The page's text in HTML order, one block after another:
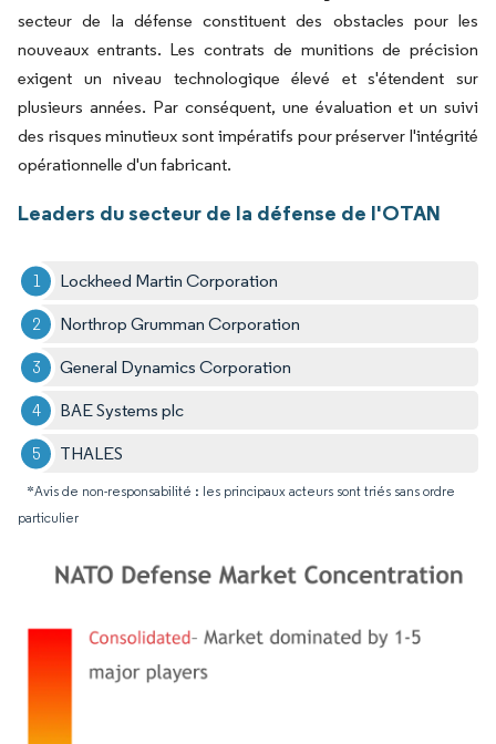
secteur de la défense constituent des obstacles pour les
nouveaux entrants. Les contrats de munitions de précision
exigent un niveau technologique élevé et s'étendent sur
plusieurs années. Par conséquent, une évaluation et un suivi
des risques minutieux sont impératifs pour préserver l'intégrité
opérationnelle d'un fabricant.
Leaders du secteur de la défense de l'OTAN
Lockheed Martin Corporation
Northrop Grumman Corporation
General Dynamics Corporation
BAE Systems plc
THALES
*Avis de non-responsabilité : les principaux acteurs sont triés sans ordre
particulier